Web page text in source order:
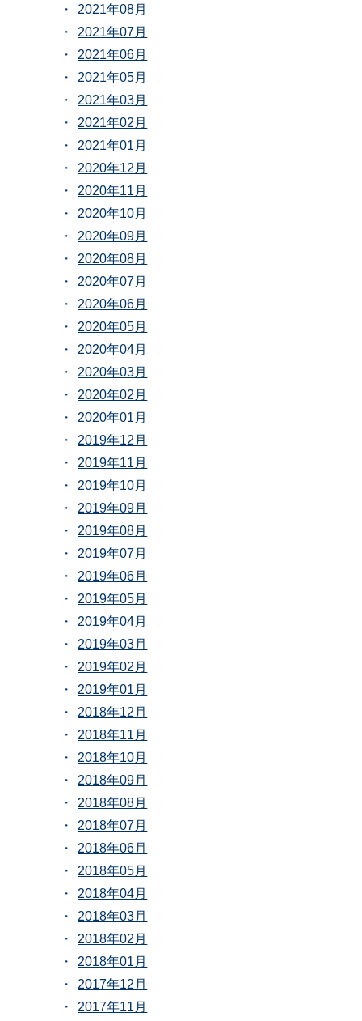
2021年08月
2021年07月
2021年06月
2021年05月
2021年03月
2021年02月
2021年01月
2020年12月
2020年11月
2020年10月
2020年09月
2020年08月
2020年07月
2020年06月
2020年05月
2020年04月
2020年03月
2020年02月
2020年01月
2019年12月
2019年11月
2019年10月
2019年09月
2019年08月
2019年07月
2019年06月
2019年05月
2019年04月
2019年03月
2019年02月
2019年01月
2018年12月
2018年11月
2018年10月
2018年09月
2018年08月
2018年07月
2018年06月
2018年05月
2018年04月
2018年03月
2018年02月
2018年01月
2017年12月
2017年11月